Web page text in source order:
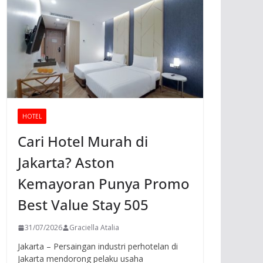
HOTEL
Cari Hotel Murah di
Jakarta? Aston
Kemayoran Punya Promo
Best Value Stay 505
31/07/2026 Graciella Atalia
Jakarta – Persaingan industri perhotelan di
Jakarta mendorong pelaku usaha